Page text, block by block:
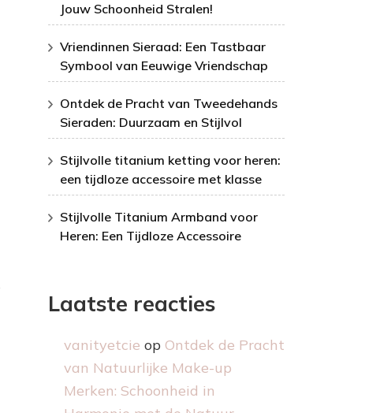
Jouw Schoonheid Stralen!
Vriendinnen Sieraad: Een Tastbaar
Symbool van Eeuwige Vriendschap
Ontdek de Pracht van Tweedehands
Sieraden: Duurzaam en Stijlvol
Stijlvolle titanium ketting voor heren:
een tijdloze accessoire met klasse
Stijlvolle Titanium Armband voor
Heren: Een Tijdloze Accessoire
Laatste reacties
vanityetcie op Ontdek de Pracht
van Natuurlijke Make-up
Merken: Schoonheid in